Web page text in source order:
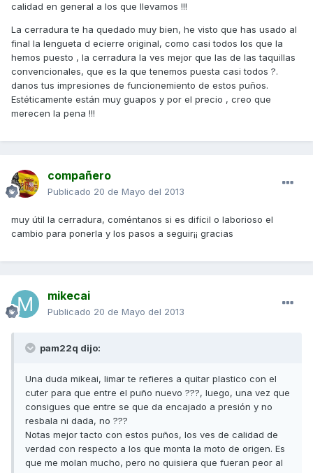
calidad en general a los que llevamos !!!
La cerradura te ha quedado muy bien, he visto que has usado al
final la lengueta d ecierre original, como casi todos los que la
hemos puesto , la cerradura la ves mejor que las de las taquillas
convencionales, que es la que tenemos puesta casi todos ?.
danos tus impresiones de funcionemiento de estos puños.
Estéticamente están muy guapos y por el precio , creo que
merecen la pena !!!
compañero
Publicado 20 de Mayo del 2013
muy útil la cerradura, coméntanos si es difícil o laborioso el
cambio para ponerla y los pasos a seguir¡¡ gracias
mikecai
Publicado 20 de Mayo del 2013
pam22q dijo:
Una duda mikeai, limar te refieres a quitar plastico con el
cuter para que entre el puño nuevo ???, luego, una vez que
consigues que entre se que da encajado a presión y no
resbala ni dada, no ???
Notas mejor tacto con estos puños, los ves de calidad de
verdad con respecto a los que monta la moto de origen. Es
que me molan mucho, pero no quisiera que fueran peor al